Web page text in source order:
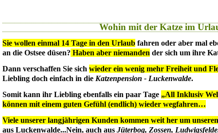
Wohin mit der Katze im
Sie wollen einmal 14 Tage in den Urlaub fahren oder aber mal
an die Ostsee düsen? Haben aber niemanden der sich um ihre
Dann verschaffen Sie sich wieder ein wenig mehr Freiheit und
Liebling doch einfach in die Katzenpension - Luckenwalde.
Somit kann ihr Liebling ebenfalls ein paar Tage „All Inklusiv
können mit einem guten Gefühl (endlich) wieder wegfahren…
Viele unserer langjährigen Kunden kommen weit her um
aus Luckenwalde...Nein, auch aus Jüterbog, Zossen,